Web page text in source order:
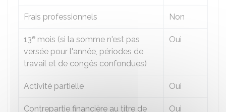
Frais professionnels Non
13e mois (si la somme n'est pas
versée pour l'année, périodes de
travail et de congés confondues)
Oui
Activité partielle Oui
Contrepartie financière au titre de
Oui